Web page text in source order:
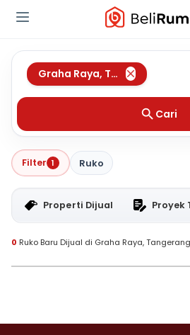
Graha Raya, Tangerang Selatan
Cari
Filter 1 Ruko
Properti Dijual Proyek
0 Ruko Baru Dijual di Graha Raya,